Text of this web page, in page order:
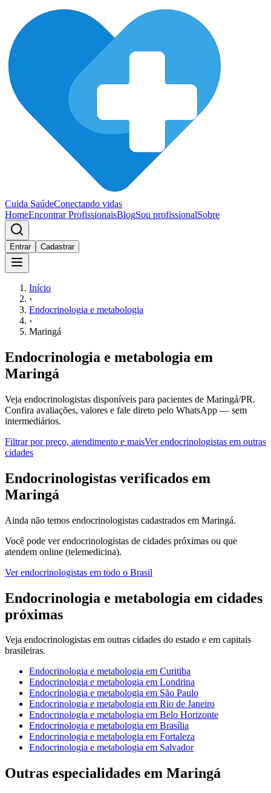
Cuida SaúdeConectando vidas
HomeEncontrar ProfissionaisBlogSou profissionalSobre
Entrar Cadastrar
Início
›
Endocrinologia e metabologia
›
Maringá
Endocrinologia e metabologia em
Maringá
Veja endocrinologistas disponíveis para pacientes de Maringá/PR.
Confira avaliações, valores e fale direto pelo WhatsApp — sem
intermediários.
Filtrar por preço, atendimento e maisVerendocrinologistas em outras
cidades
Endocrinologistas verificados em
Maringá
Ainda não temos endocrinologistas cadastrados em Maringá.
Você pode verendocrinologistas de cidades próximas ou que
atendem online (telemedicina).
Verendocrinologistas em todo o Brasil
Endocrinologia e metabologia em cidades
próximas
Veja endocrinologistas em outras cidades do estado e em capitais
brasileiras.
Endocrinologia e metabologia em Curitiba
Endocrinologia e metabologia em Londrina
Endocrinologia e metabologia em São Paulo
Endocrinologia e metabologia em Rio de Janeiro
Endocrinologia e metabologia em Belo Horizonte
Endocrinologia e metabologia em Brasília
Endocrinologia e metabologia em Fortaleza
Endocrinologia e metabologia em Salvador
Outras especialidades em Maringá